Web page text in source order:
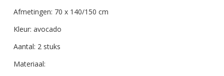
Afmetingen: 70 x 140/150 cm
Kleur: avocado
Aantal: 2 stuks
Materiaal: